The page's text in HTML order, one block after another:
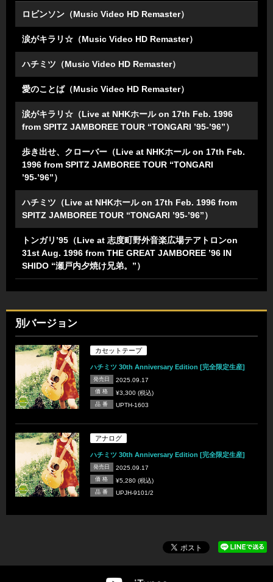
ロビンソン（Music Video HD Remaster）
涙がキラリ☆（Music Video HD Remaster）
ハチミツ（Music Video HD Remaster）
愛のことば（Music Video HD Remaster）
涙がキラリ☆（Live at NHKホール on 17th Feb. 1996
from SPITZ JAMBOREE TOUR “TONGARI ’95-’96”）
歩き出せ、クローバー（Live at NHKホール on 17th Feb.
1996 from SPITZ JAMBOREE TOUR “TONGARI
’95-’96”）
ハチミツ（Live at NHKホール on 17th Feb. 1996 from
SPITZ JAMBOREE TOUR “TONGARI ’95-’96”）
トンガリ’95（Live at 志度町野外音楽広場テアトロンon
31st Aug. 1996 from THE GREAT JAMBOREE ’96 IN
SHIDO “瀬戸内夕焼け兄弟。”）
別バージョン
カセットテープ
ハチミツ 30th Anniversary Edition [完全限定生産]
発売日 2025.09.17
価 格 ¥3,300 (税込)
品 番 UPTH-1603
アナログ
ハチミツ 30th Anniversary Edition [完全限定生産]
発売日 2025.09.17
価 格 ¥5,280 (税込)
品 番 UPJH-9101/2